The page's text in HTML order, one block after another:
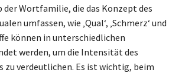
Wortfamilie, die das Konzept des
umfassen, wie ‚Qual‘, ‚Schmerz‘ und
können in unterschiedlichen
werden, um die Intensität des
zu verdeutlichen. Es ist wichtig, beim